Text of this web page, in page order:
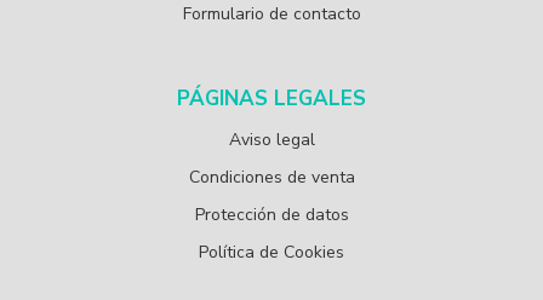
Formulario de contacto
PÁGINAS LEGALES
Aviso legal
Condiciones de venta
Protección de datos
Política de Cookies